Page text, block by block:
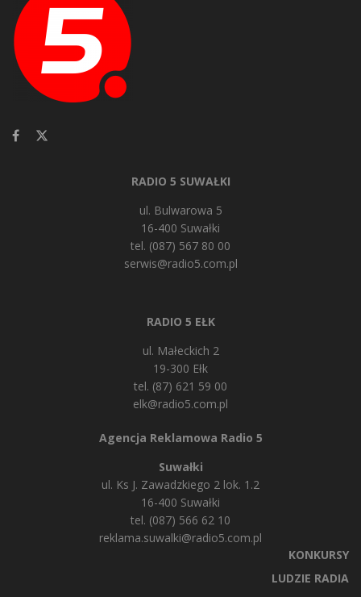
RADIO 5 SUWAŁKI
ul. Bulwarowa 5
16-400 Suwałki
tel. (087) 567 80 00
serwis@radio5.com.pl
RADIO 5 EŁK
ul. Małeckich 2
19-300 Ełk
tel. (87) 621 59 00
elk@radio5.com.pl
Agencja Reklamowa Radio 5
Suwałki
ul. Ks J. Zawadzkiego 2 lok. 1.2
16-400 Suwałki
tel. (087) 566 62 10
reklama.suwalki@radio5.com.pl
KONKURSY
LUDZIE RADIA